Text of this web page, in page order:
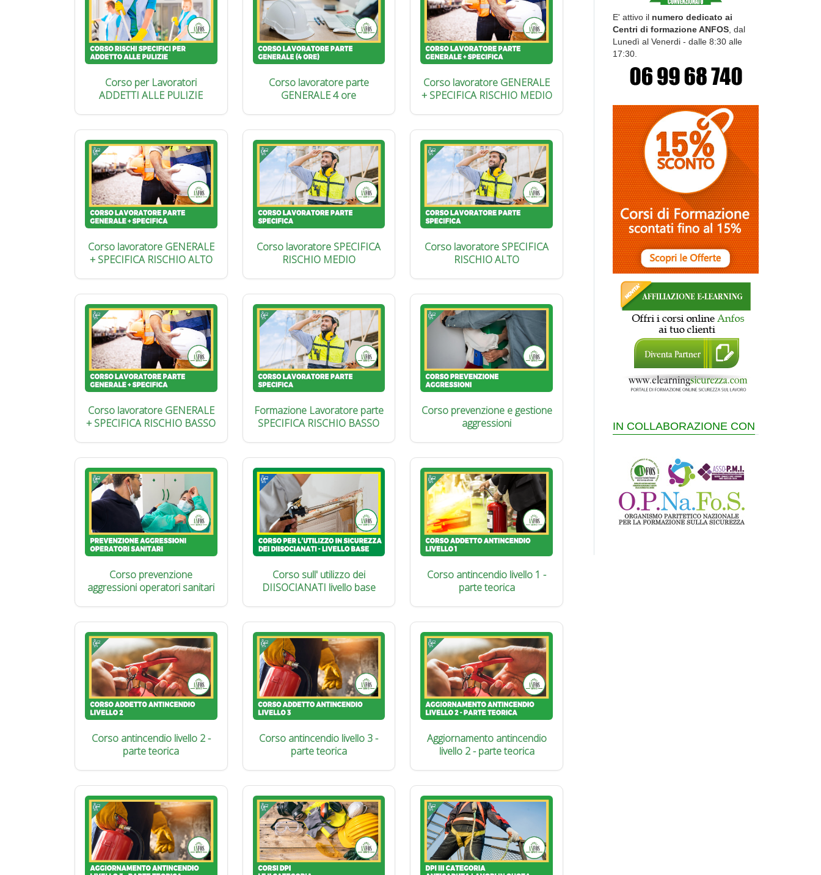
Corso per Lavoratori
ADDETTI ALLE PULIZIE
Corso lavoratore parte
GENERALE 4 ore
Corso lavoratore GENERALE
+ SPECIFICA RISCHIO MEDIO
Corso lavoratore GENERALE
+ SPECIFICA RISCHIO ALTO
Corso lavoratore SPECIFICA
RISCHIO MEDIO
Corso lavoratore SPECIFICA
RISCHIO ALTO
Corso lavoratore GENERALE
+ SPECIFICA RISCHIO BASSO
Formazione Lavoratore parte
SPECIFICA RISCHIO BASSO
Corso prevenzione e gestione
aggressioni
Corso prevenzione
aggressioni operatori sanitari
Corso sull' utilizzo dei
DIISOCIANATI livello base
Corso antincendio livello 1 -
parte teorica
Corso antincendio livello 2 -
parte teorica
Corso antincendio livello 3 -
parte teorica
Aggiornamento antincendio
livello 2 - parte teorica
E' attivo il numero dedicato ai
Centri di formazione ANFOS , dal
Lunedì al Venerdi - dalle 8:30 alle
17:30.
IN COLLABORAZIONE CON